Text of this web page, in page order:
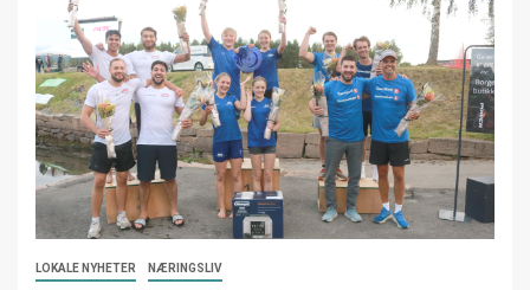
LOKALE NYHETER NÆRINGSLIV